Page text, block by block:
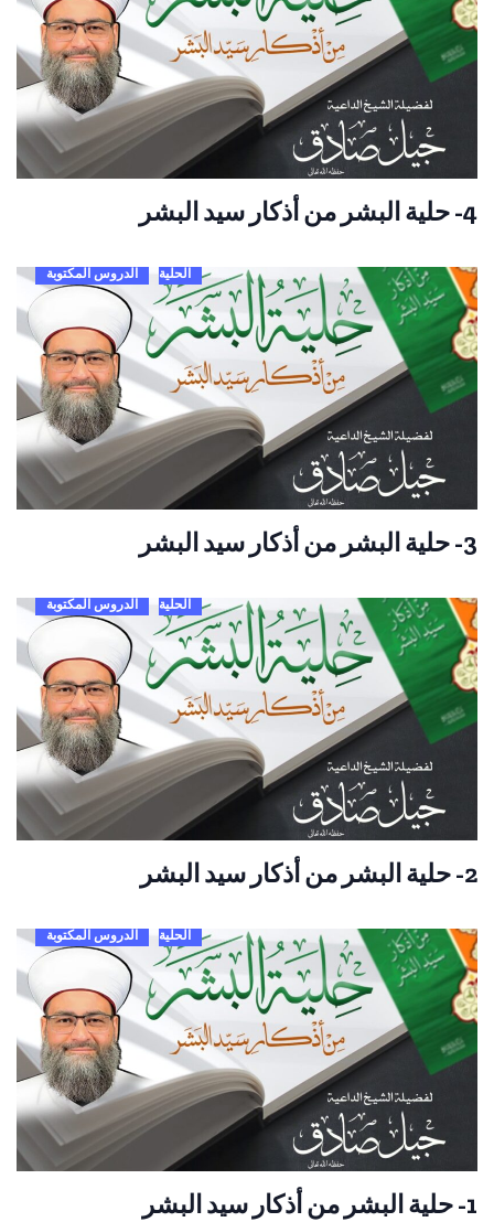
4- حلية البشر من أذكار سيد البشر
الحلية الدروس المكتوبة
3- حلية البشر من أذكار سيد البشر
الحلية الدروس المكتوبة
2- حلية البشر من أذكار سيد البشر
الحلية الدروس المكتوبة
1- حلية البشر من أذكار سيد البشر